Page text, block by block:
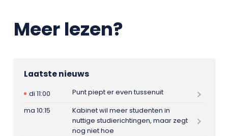
Meer lezen?
Laatste nieuws
di 11:00
Punt piept er even tussenuit
ma 10:15
Kabinet wil meer studenten in
nuttige studierichtingen, maar zegt
nog niet hoe